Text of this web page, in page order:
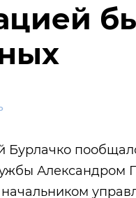
Александром